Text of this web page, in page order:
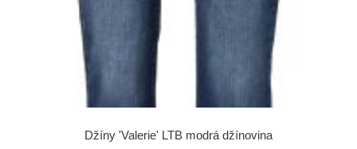
Džíny 'Valerie' LTB modrá džínovina